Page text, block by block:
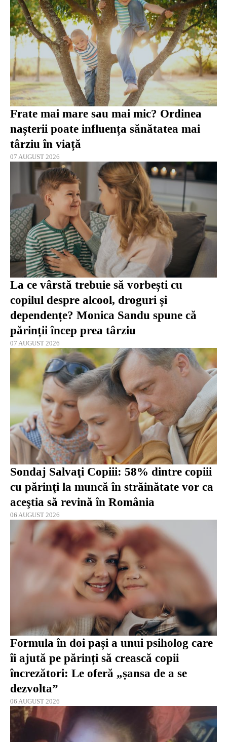
Frate mai mare sau mai mic? Ordinea
nașterii poate influența sănătatea mai
târziu în viață
07 AUGUST 2026
La ce vârstă trebuie să vorbești cu
copilul despre alcool, droguri și
dependențe? Monica Sandu spune că
părinții încep prea târziu
07 AUGUST 2026
Sondaj Salvaţi Copiii: 58% dintre copiii
cu părinţi la muncă în străinătate vor ca
aceştia să revină în România
06 AUGUST 2026
Formula în doi pași a unui psiholog care
îi ajută pe părinți să crească copii
încrezători: Le oferă „șansa de a se
dezvolta”
06 AUGUST 2026